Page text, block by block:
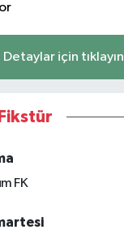
Detaylar için tıklayın
FK